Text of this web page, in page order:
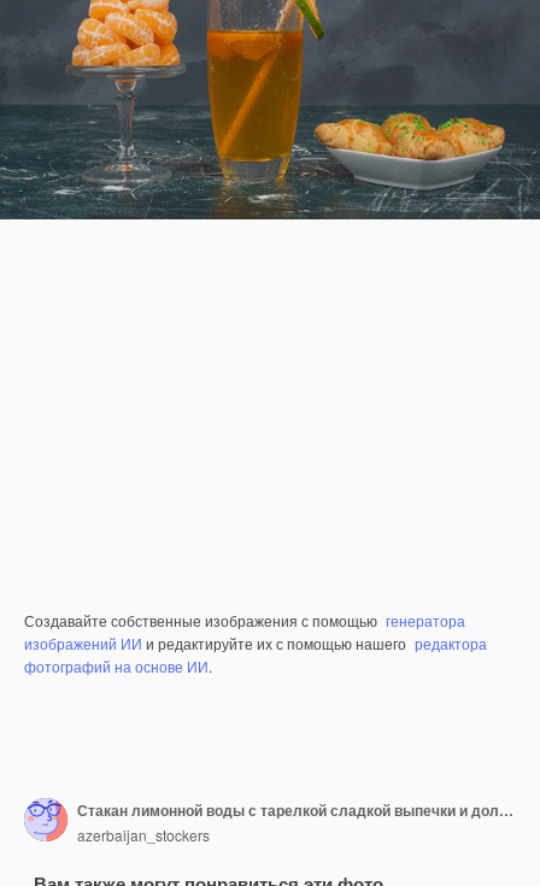
Создавайте собственные изображения с помощью генератора
изображений ИИ и редактируйте их с помощью нашего редактора
фотографий на основе ИИ.
Стакан лимонной воды с тарелкой сладкой выпечки и дольками мандарина.
azerbaijan_stockers